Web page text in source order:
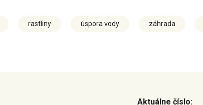
rastliny úspora vody záhrada
Aktuálne číslo: